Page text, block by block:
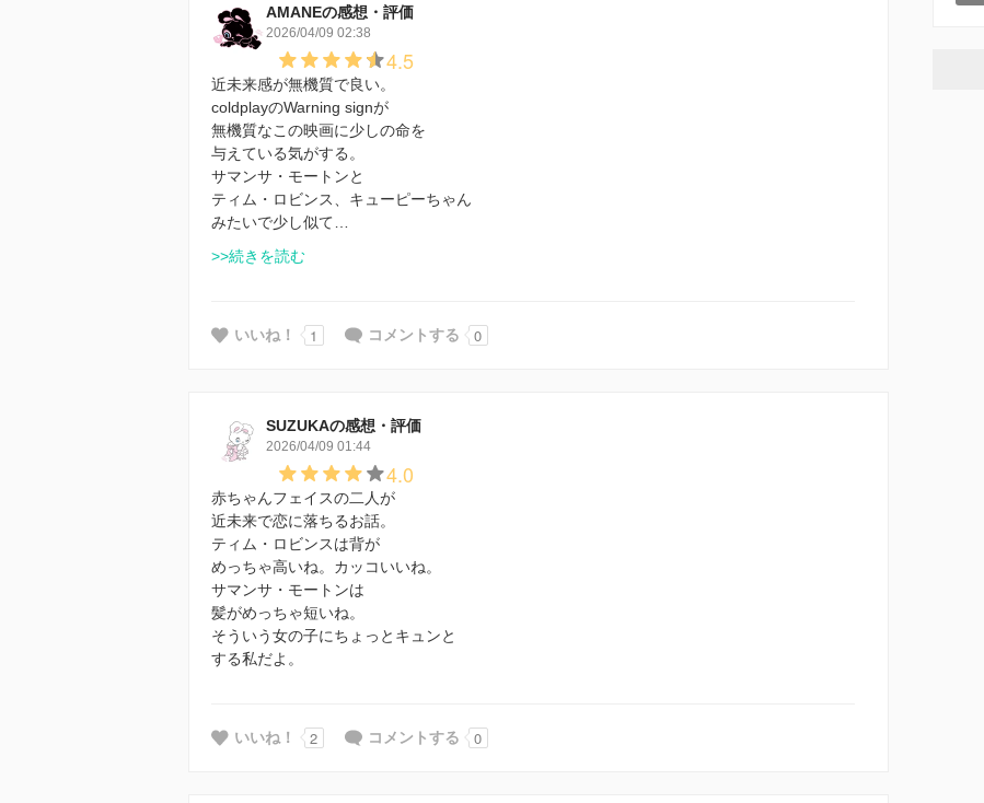
AMANEの感想・評価
2026/04/09 02:38
4.5
近未来感が無機質で良い。
coldplayのWarning signが
無機質なこの映画に少しの命を
与えている気がする。
サマンサ・モートンと
ティム・ロビンス、キューピーちゃん
みたいで少し似て…
>>続きを読む
いいね！ 1 コメントする 0
SUZUKAの感想・評価
2026/04/09 01:44
4.0
赤ちゃんフェイスの二人が
近未来で恋に落ちるお話。
ティム・ロビンスは背が
めっちゃ高いね。カッコいいね。
サマンサ・モートンは
髪がめっちゃ短いね。
そういう女の子にちょっとキュンと
する私だよ。
いいね！ 2 コメントする 0